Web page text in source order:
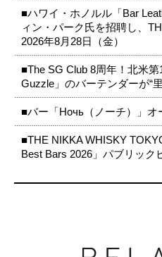
■ハワイ・ホノルル「Bar
ィン・パーク氏を招聘し、
2026年8月28日（金）
■The SG Club 8周年！北米
Guzzle」のバーテンダーが“
■バー「Ночь（ノーチ）」オ
■THE NIKKA WHISKY
Best Bars 2026」パブリック